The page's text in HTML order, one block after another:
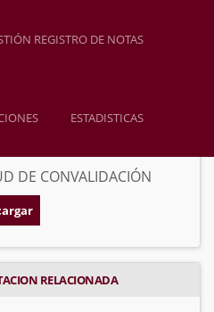
REGISTRO DE NOTAS
ESTADISTICAS
DE CONVALIDACIÓN
RELACIONADA